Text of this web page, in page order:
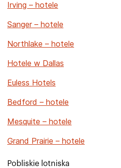
Irving – hotele
Sanger – hotele
Northlake – hotele
Hotele w Dallas
Euless Hotels
Bedford – hotele
Mesquite – hotele
Grand Prairie – hotele
Pobliskie lotniska